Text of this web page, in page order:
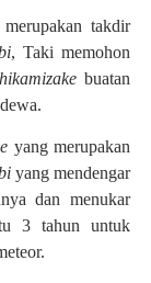
takdir
, Taki memohon
buatan
yang merupakan
yang mendengar
dan menukar
3 tahun untuk